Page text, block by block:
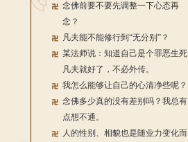
念佛前要不要先调整一下心态再
念？
凡夫能不能修行到“无分别”？
某法师说：知道自己是个罪恶生死
凡夫就好了，不必外传。
我怎么能够让自己的心清净些呢？
念佛多少真的没有差别吗？我总有
点想不通。
人的性别、相貌也是随业力变化而